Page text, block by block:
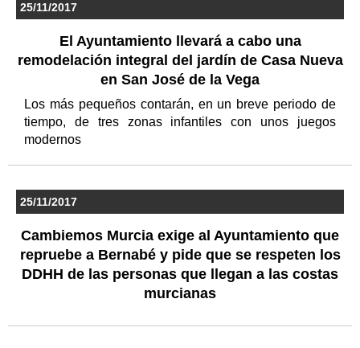
25/11/2017
El Ayuntamiento llevará a cabo una
remodelación integral del jardín de Casa Nueva
en San José de la Vega
Los más pequeños contarán, en un breve periodo de
tiempo, de tres zonas infantiles con unos juegos
modernos
25/11/2017
Cambiemos Murcia exige al Ayuntamiento que
repruebe a Bernabé y pide que se respeten los
DDHH de las personas que llegan a las costas
murcianas